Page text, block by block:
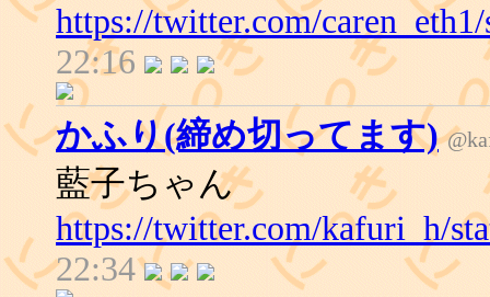
https://twitter.com/
22:16
かふり(締め切ってます)
藍子ちゃん
https://twitter.com/kafuri_h/
22:34